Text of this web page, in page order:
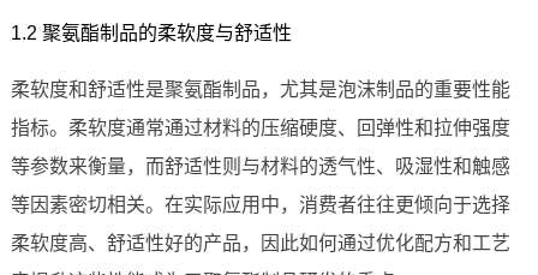
1.2 聚氨酯制品的柔软度与舒适性
柔软度和舒适性是聚氨酯制品，尤其是泡沫制品的重要性能
指标。柔软度通常通过材料的压缩硬度、回弹性和拉伸强度
等参数来衡量，而舒适性则与材料的透气性、吸湿性和触感
等因素密切相关。在实际应用中，消费者往往更倾向于选择
柔软度高、舒适性好的产品，因此如何通过优化配方和工艺